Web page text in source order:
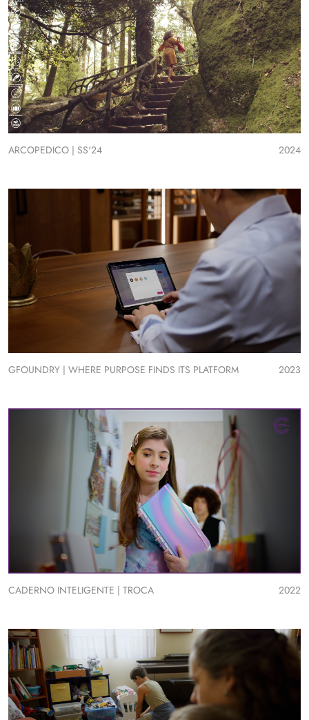
ARCOPEDICO | SS'24 2024
GFOUNDRY | WHERE PURPOSE FINDS ITS PLATFORM 2023
CADERNO INTELIGENTE | TROCA 2022